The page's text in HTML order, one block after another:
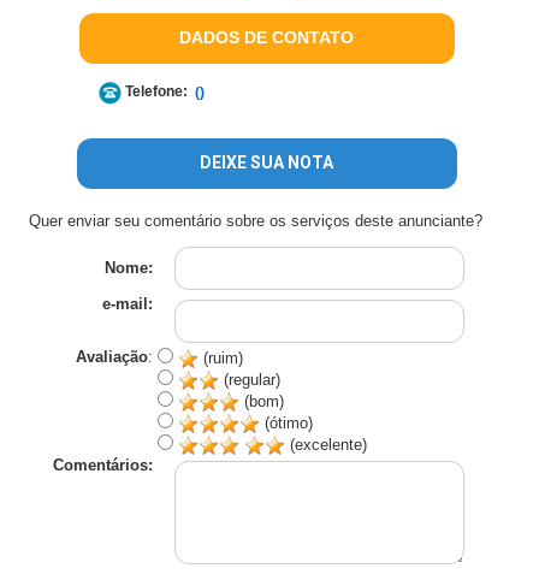
DADOS DE CONTATO
Telefone: ()
DEIXE SUA NOTA
Quer enviar seu comentário sobre os serviços deste anunciante?
Nome:
e-mail:
Avaliação:
(ruim)
(regular)
(bom)
(ótimo)
(excelente)
Comentários: